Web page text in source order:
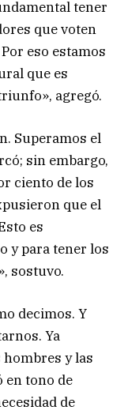
tener
que voten
eso estamos
que es
agregó.
Superamos el
sin embargo,
ciento de los
que el
es
y para tener los
sostuvo.
decimos. Y
Ya
y las
en tono de
de